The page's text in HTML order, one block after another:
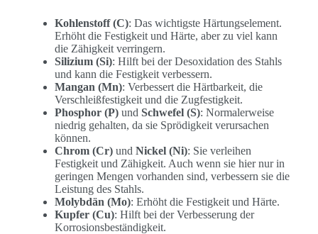
Kohlenstoff (C): Das wichtigste Härtungselement.
Erhöht die Festigkeit und Härte, aber zu viel kann
die Zähigkeit verringern.
Silizium (Si): Hilft bei der Desoxidation des Stahls
und kann die Festigkeit verbessern.
Mangan (Mn): Verbessert die Härtbarkeit, die
Verschleißfestigkeit und die Zugfestigkeit.
Phosphor (P)und Schwefel (S): Normalerweise
niedrig gehalten, da sie Sprödigkeit verursachen
können.
Chrom (Cr)und Nickel (Ni): Sie verleihen
Festigkeit und Zähigkeit. Auch wenn sie hier nur in
geringen Mengen vorhanden sind, verbessern sie die
Leistung des Stahls.
Molybdän (Mo): Erhöht die Festigkeit und Härte.
Kupfer (Cu): Hilft bei der Verbesserung der
Korrosionsbeständigkeit.